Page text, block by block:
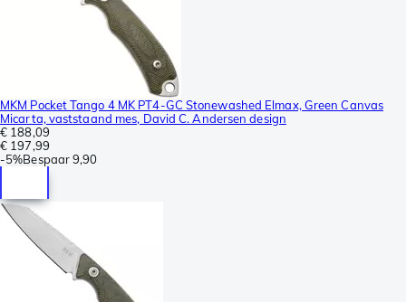
MKM Pocket Tango 4 MK PT4-GC Stonewashed Elmax, Green Canvas
Micarta, vaststaand mes, David C. Andersen design
€ 188,09
€ 197,99
-5%Bespaar9,90